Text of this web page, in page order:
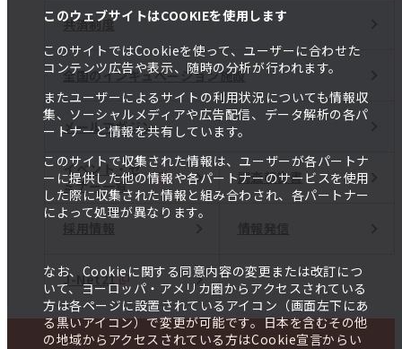
このウェブサイトはCOOKIEを使用します
このサイトではCookieを使って、ユーザーに合わせた
コンテンツ広告や表示、随時の分析が行われます。
またユーザーによるサイトの利用状況についても情報収
集、ソーシャルメディアや広告配信、データ解析の各パ
ートナーと情報を共有しています。
このサイトで収集された情報は、ユーザーが各パートナ
ーに提供した他の情報や各パートナーのサービスを使用
した際に収集された情報と組み合わされ、各パートナー
によって処理が異なります。
なお、Cookieに関する同意内容の変更または改訂につ
いて、ヨーロッパ・アメリカ圏からアクセスされている
方は各ページに設置されているアイコン（画面左下にあ
る黒いアイコン）で変更が可能です。日本を含むその他
の地域からアクセスされている方はCookie宣言からい
共済制度
全国のインキュベーション施設
メールマガジン
イベント・セ
ミナー一覧
調査報告書
J-Net21